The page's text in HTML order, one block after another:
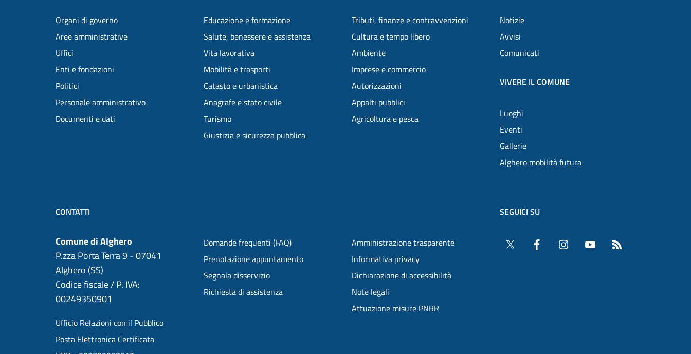
Organi di governo
Aree amministrative
Uffici
Enti e fondazioni
Politici
Personale amministrativo
Documenti e dati
Educazione e formazione
Salute, benessere e assistenza
Vita lavorativa
Mobilità e trasporti
Catasto e urbanistica
Anagrafe e stato civile
Turismo
Giustizia e sicurezza pubblica
Tributi, finanze e contravvenzioni
Cultura e tempo libero
Ambiente
Imprese e commercio
Autorizzazioni
Appalti pubblici
Agricoltura e pesca
Notizie
Avvisi
Comunicati
VIVERE IL COMUNE
Luoghi
Eventi
Gallerie
Alghero mobilità futura
CONTATTI
Comune di Alghero
P.zza Porta Terra 9 - 07041
Alghero (SS)
Codice fiscale / P. IVA:
00249350901
Ufficio Relazioni con il Pubblico
Posta Elettronica Certificata
Domande frequenti (FAQ)
Prenotazione appuntamento
Segnala disservizio
Richiesta di assistenza
Amministrazione trasparente
Informativa privacy
Dichiarazione di accessibilità
Note legali
Attuazione misure PNRR
SEGUICI SU
Twitter Facebook InstagramYouTube